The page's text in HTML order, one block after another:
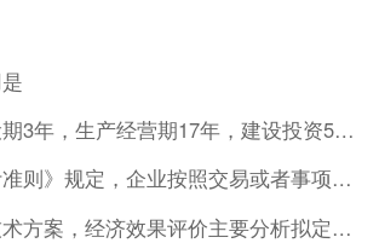
某建设项目建设期3年，生产经营期17年，建设投资5500万元
我国《企业会计准则》规定，企业按照交易或者事项的经济特征确定
对于非经营性技术方案，经济效果评价主要分析拟定方案的( )。